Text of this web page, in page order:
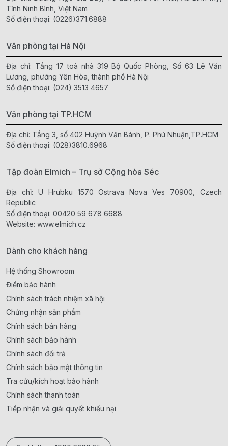
Tỉnh Ninh Bình, Việt Nam
Số điện thoại: (0226)371.6888
Văn phòng tại Hà Nội
Địa chỉ: Tầng 17 toà nhà 319 Bộ Quốc Phòng, Số 63 Lê Văn
Lương, phường Yên Hòa, thành phố Hà Nội
Số điện thoại: (024) 3513 4657
Văn phòng tại TP.HCM
Địa chỉ: Tầng 3, số 402 Huỳnh Văn Bánh, P. Phú Nhuận,TP.HCM
Số điện thoại: (028)3810.6968
Tập đoàn Elmich – Trụ sở Cộng hòa Séc
Địa chỉ: U Hrubku 1570 Ostrava Nova Ves 70900, Czech
Republic
Số điện thoại: 00420 59 678 6688
Website: www.elmich.cz
Dành cho khách hàng
Hệ thống Showroom
Điểm bảo hành
Chính sách trách nhiệm xã hội
Chứng nhận sản phẩm
Chính sách bán hàng
Chính sách bảo hành
Chính sách đổi trả
Chính sách bảo mật thông tin
Tra cứu/kích hoạt bảo hành
Chính sách thanh toán
Tiếp nhận và giải quyết khiếu nại